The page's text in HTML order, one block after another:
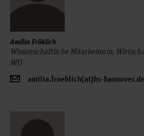
Amilia Fröhlich
Wissenschaftliche Mitarbeiterin,
WI)
amilia.froehlich(at)hs-hannover.de